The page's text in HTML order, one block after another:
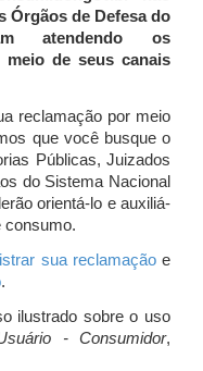
Órgãos de Defesa do
atendendo os
meio de seus canais
reclamação por meio
que você busque o
Públicas, Juizados
do Sistema Nacional
orientá-lo e auxiliá-
consumo.
sua reclamaçãoe
.
ilustrado sobre o uso
- Consumidor,